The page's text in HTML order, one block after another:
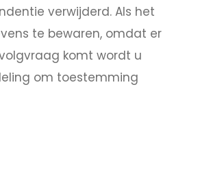
verwijderd. Als het
te bewaren, omdat er
komt wordt u
om toestemming